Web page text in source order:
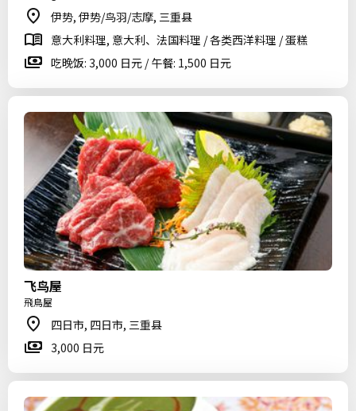
伊势, 伊势/鸟羽/志摩, 三重县
意大利料理, 意大利、法国料理 / 各类西洋料理 / 蛋糕
吃晚饭: 3,000 日元 / 午餐: 1,500 日元
飞鸟屋
飛鳥屋
四日市, 四日市, 三重县
3,000 日元